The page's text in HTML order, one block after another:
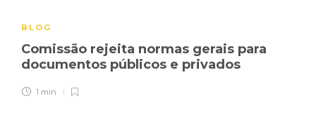
BLOG
Comissão rejeita normas gerais para
documentos públicos e privados
1 min